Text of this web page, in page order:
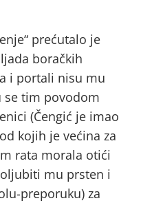
prećutalo je
boračkih
i portali nisu mu
se tim povodom
(Čengić je imao
kojih je većina za
rata morala otići
mu prsten i
preporuku) za